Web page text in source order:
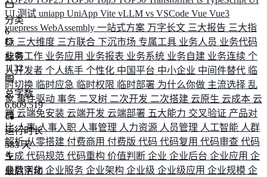
UI 测试 uniapp UniApp Vite vLLM vs VSCode Vue Vue3
vuepress WebAssembly 一站式方案 万字长文 三大报告 三大指
标 三大维度 三方联合 下沉市场 专属工具 业务人员 业务代码
业务工作 业务应用 业务报表 业务系统 业务自建 业务连续 个
人开发者 个人练手 个性化 中国平台 中小企业 中间件替代 临
时切换 临时应急 临时权限 临时部署 为什么你做 主流选择 乱
象 事件驱动 事务 二叉树 二次开发 二次搭建 云原生 云成本 云
端 云端免安装 云端开发 云端部署 五大能力 交叉验证 产品对
比人事人事入职 人事管理 人力资源 人员管理 人工智能 人群
解析从零搭建 付费商用 付费版 代码 代码复用 代码审查 代码
生成 代码规范 代码重构 价值判断 企业 企业后台 企业应用 企
业数字化 企业服务 企业架构 企业级 企业级应用 企业规模 企
分类
6
标签
1132
总字数
6,609,519
运行时长
583 天
最后活动